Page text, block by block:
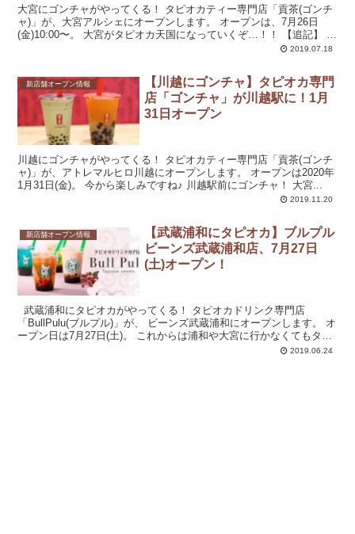
大宮にゴンチャがやってくる！ タピオカティー専門店「貢茶(ゴンチ
ャ)」が、大宮アルシェにオープンします。 オープンは、7月26日
(金)10:00〜。 大宮がタピオカ天国になっていくぞ…！！ 【追記】 行
2019.07.18
新店舗オープン情報
【川越にゴンチャ】タピオカ専門
店「ゴンチャ」が川越駅に！1月
31日オープン
川越にゴンチャがやってくる！ タピオカティー専門店「貢茶(ゴンチ
ャ)」が、アトレマルヒロ川越にオープンします。 オープンは2020年
1月31日(金)。 今から楽しみですね♪ 川越駅前にゴンチャ！ 大宮...
2019.11.20
新店舗オープン情報
【武蔵浦和にタピオカ】ブルプル
ビーンズ武蔵浦和店、7月27日
(土)オープン！
武蔵浦和にタピオカがやってくる！ タピオカドリンク専門店
「BullPulu(ブルプル)」が、 ビーンズ武蔵浦和にオープンします。 オ
ープン日は7月27日(土)。 これからは浦和や大宮に行かなくてもタピ
2019.06.24